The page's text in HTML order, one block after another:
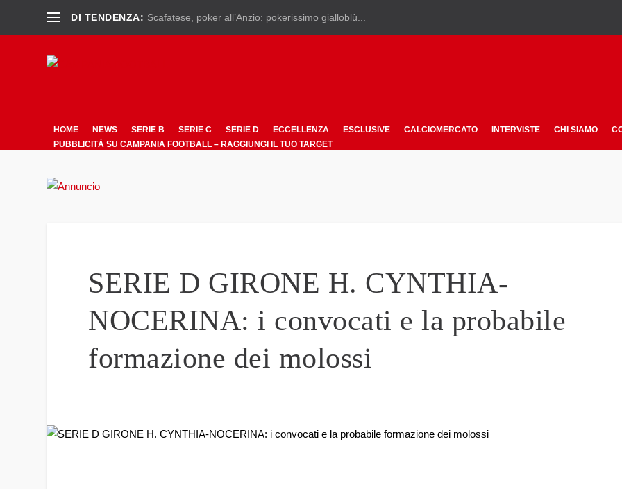
DI TENDENZA: Scafatese, poker all’Anzio: pokerissimo gialloblù...
HOME NEWS SERIE B SERIE C SERIE D ECCELLENZA ESCLUSIVE CALCIOMERCATO INTERVISTE CHI SIAMO
PUBBLICITÀ SU CAMPANIA FOOTBALL – RAGGIUNGI IL TUO TARGET
SERIE D GIRONE H. CYNTHIA-
NOCERINA: i convocati e la probabile
formazione dei molossi